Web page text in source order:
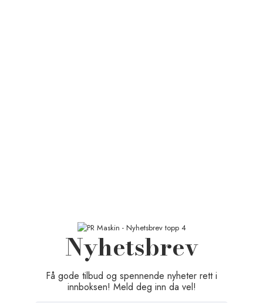
Nyhetsbrev
Få gode tilbud og spennende nyheter rett i
innboksen! Meld deg inn da vel!